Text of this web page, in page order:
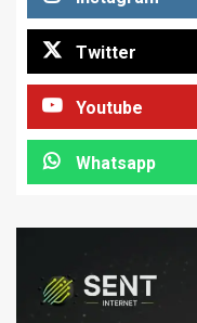
Twitter
Youtube
Whatsapp